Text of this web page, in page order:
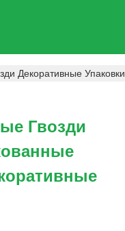
Декоративные Упаковки
Гвозди